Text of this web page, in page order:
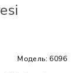
Модель: 6096